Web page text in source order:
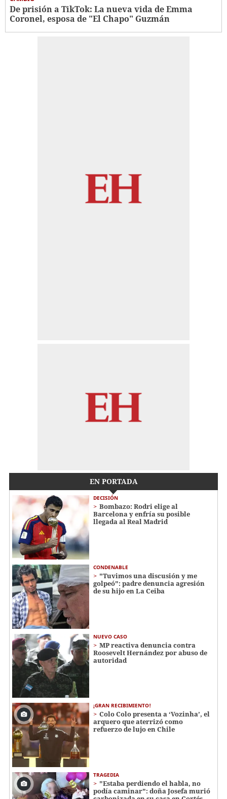
De prisión a TikTok: La nueva vida de Emma
Coronel, esposa de "El Chapo" Guzmán
EN PORTADA
DECISIÓN
Bombazo: Rodri elige al
Barcelona y enfría su posible
llegada al Real Madrid
CONDENABLE
"Tuvimos una discusión y me
golpeó": padre denuncia agresión
de su hijo en La Ceiba
NUEVO CASO
MP reactiva denuncia contra
Roosevelt Hernández por abuso de
autoridad
¡GRAN RECIBIMIENTO!
Colo Colo presenta a ‘Vozinha’, el
arquero que aterrizó como
refuerzo de lujo en Chile
TRAGEDIA
"Estaba perdiendo el habla, no
podía caminar": doña Josefa murió